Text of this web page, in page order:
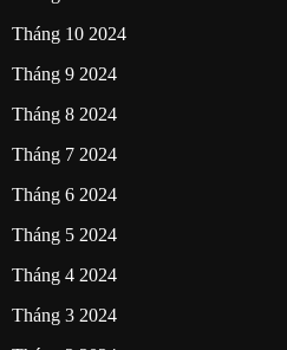
Tháng 10 2024
Tháng 9 2024
Tháng 8 2024
Tháng 7 2024
Tháng 6 2024
Tháng 5 2024
Tháng 4 2024
Tháng 3 2024